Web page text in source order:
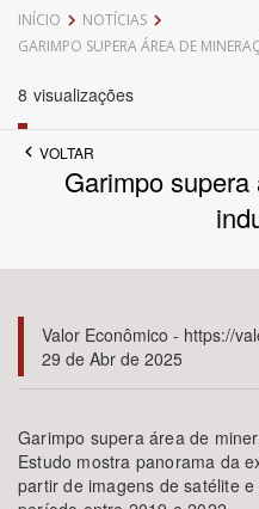
Data do Documento
Até
Bioma / Bacia
Tema
Subtema
INÍCIO
NOTÍCIAS
GARIMPO SUPERA ÁREA DE
8 visualizações
VOLTAR
Garimpo
Valor Econômico - https://
29 de Abr de 2025
Garimpo supera área de
Estudo mostra panorama da
partir de imagens de satélite